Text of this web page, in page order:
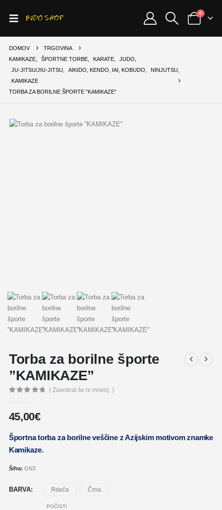
0
DOMOV
TRGOVINA
KAMIKAZE, ŠPORTNE TORBE, KARATE, JUDO
JU-JITSU/JIU-JITSU
AIKIDO, KENDO, IAI, KOBUDO NINJUTSU
KAMIKAZE
TORBA ZA BORILNE ŠPORTE ”KAMIKAZE”
Torba za borilne športe
”KAMIKAZE”
( Zaenkrat še ni mnenj. )
45,00€
Športna torba za borilne veščine z Azijskim motivom znamke
Kamikaze.
Šifra: GN3
BARVA Rdeča Črna
POČISTI